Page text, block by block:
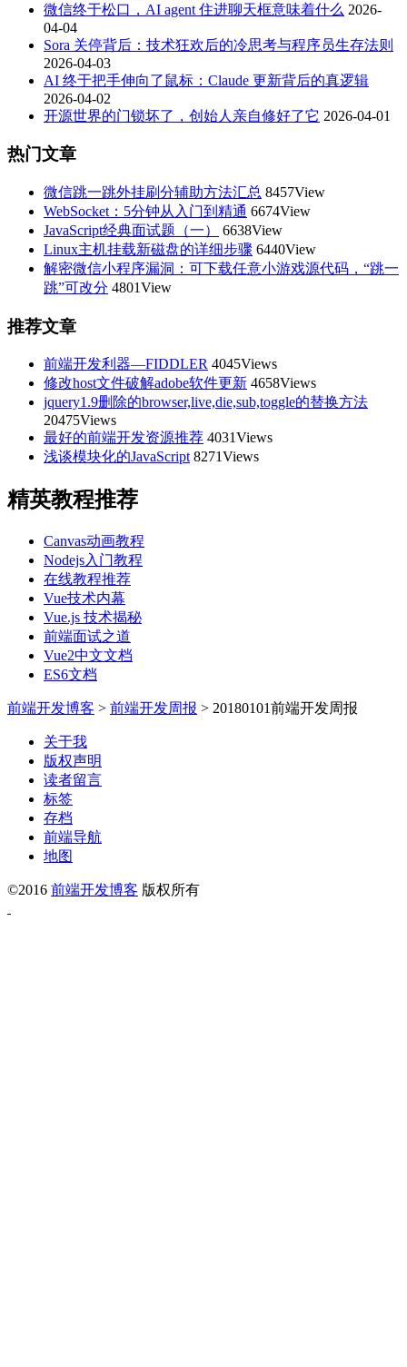
微信终于松口，AI agent 住进聊天框意味着什么 2026-
04-04
Sora 关停背后：技术狂欢后的冷思考与程序员生存法则
2026-04-03
AI 终于把手伸向了鼠标：Claude 更新背后的真逻辑
2026-04-02
开源世界的门锁坏了，创始人亲自修好了它 2026-04-01
热门文章
微信跳一跳外挂刷分辅助方法汇总 8457View
WebSocket：5分钟从入门到精通 6674View
JavaScript经典面试题（一）
6638View
Linux主机挂载新磁盘的详细步骤 6440View
解密微信小程序漏洞：可下载任意小游戏源代码，“跳一
跳”可改分 4801View
推荐文章
前端开发利器—FIDDLER 4045Views
修改host文件破解adobe软件更新 4658Views
jquery1.9删除的browser,live,die,sub,toggle的替换方法
20475Views
最好的前端开发资源推荐 4031Views
浅谈模块化的JavaScript 8271Views
精英教程推荐
Canvas动画教程
Nodejs入门教程
在线教程推荐
Vue技术内幕
Vue.js 技术揭秘
前端面试之道
Vue2中文文档
ES6文档
前端开发博客 > 前端开发周报 > 20180101前端开发周报
关于我
版权声明
读者留言
标签
存档
前端导航
地图
©2016 前端开发博客 版权所有